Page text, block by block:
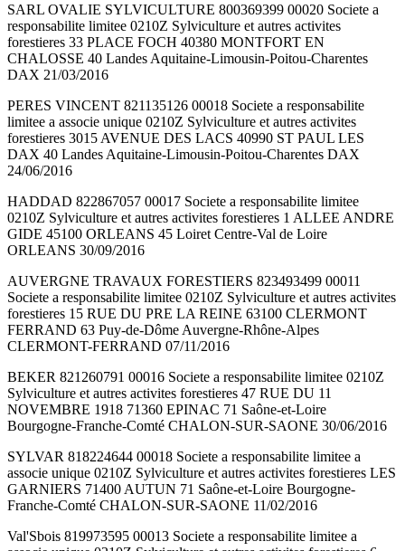
SARL OVALIE SYLVICULTURE 800369399 00020 Societe a
responsabilite limitee 0210Z Sylviculture et autres activites
forestieres 33 PLACE FOCH 40380 MONTFORT EN
CHALOSSE 40 Landes Aquitaine-Limousin-Poitou-Charentes
DAX 21/03/2016
PERES VINCENT 821135126 00018 Societe a responsabilite
limitee a associe unique 0210Z Sylviculture et autres activites
forestieres 3015 AVENUE DES LACS 40990 ST PAUL LES
DAX 40 Landes Aquitaine-Limousin-Poitou-Charentes DAX
24/06/2016
HADDAD 822867057 00017 Societe a responsabilite limitee
0210Z Sylviculture et autres activites forestieres 1 ALLEE ANDRE
GIDE 45100 ORLEANS 45 Loiret Centre-Val de Loire
ORLEANS 30/09/2016
AUVERGNE TRAVAUX FORESTIERS 823493499 00011
Societe a responsabilite limitee 0210Z Sylviculture et autres activites
forestieres 15 RUE DU PRE LA REINE 63100 CLERMONT
FERRAND 63 Puy-de-Dôme Auvergne-Rhône-Alpes
CLERMONT-FERRAND 07/11/2016
BEKER 821260791 00016 Societe a responsabilite limitee 0210Z
Sylviculture et autres activites forestieres 47 RUE DU 11
NOVEMBRE 1918 71360 EPINAC 71 Saône-et-Loire
Bourgogne-Franche-Comté CHALON-SUR-SAONE 30/06/2016
SYLVAR 818224644 00018 Societe a responsabilite limitee a
associe unique 0210Z Sylviculture et autres activites forestieres LES
GARNIERS 71400 AUTUN 71 Saône-et-Loire Bourgogne-
Franche-Comté CHALON-SUR-SAONE 11/02/2016
Val'Sbois 819973595 00013 Societe a responsabilite limitee a